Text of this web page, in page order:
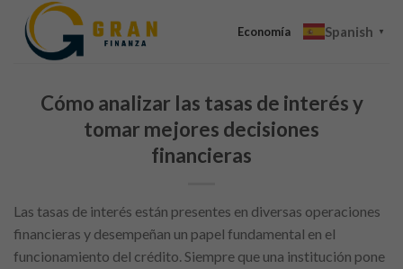
content
Economía Spanish ▼
Cómo analizar las tasas de interés y
tomar mejores decisiones
financieras
Las tasas de interés están presentes en diversas operaciones
financieras y desempeñan un papel fundamental en el
funcionamiento del crédito. Siempre que una institución pone